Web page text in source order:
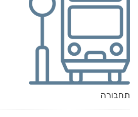
תחבורה